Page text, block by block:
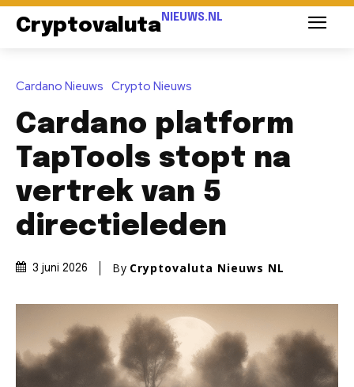
Cryptovaluta NIEUWS.NL
Cardano Nieuws Crypto Nieuws
Cardano platform
TapTools stopt na
vertrek van 5
directieleden
3 juni 2026 By Cryptovaluta Nieuws NL